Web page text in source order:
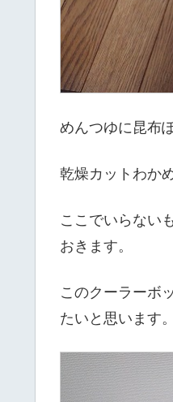
めんつゆに昆布
乾燥カットわか
ここでいらない
おきます。
このクーラーボ
たいと思います。